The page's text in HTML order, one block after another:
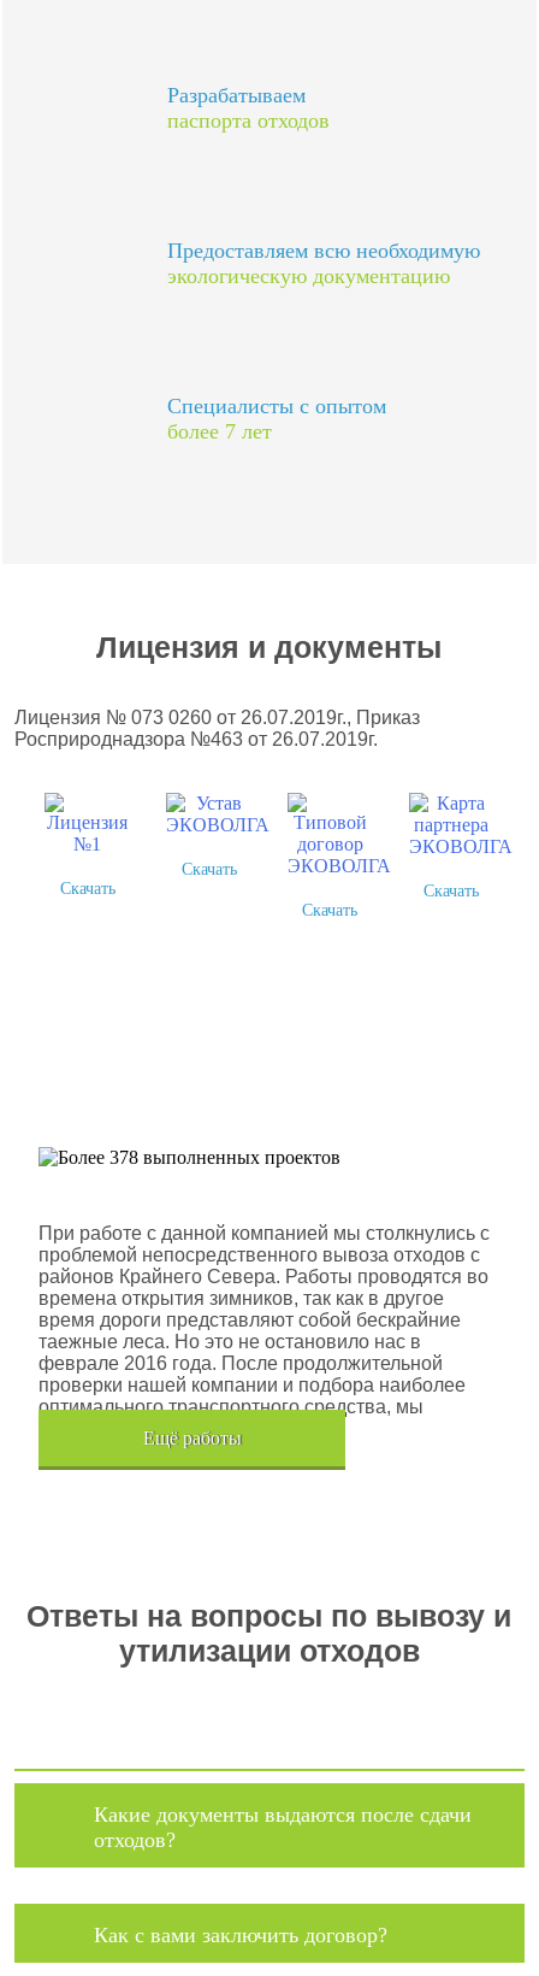
Разрабатываем
паспорта отходов
Предоставляем всю необходимую
экологическую документацию
Специалисты с опытом
более 7 лет
Лицензия и документы
Лицензия № 073 0260 от 26.07.2019г., Приказ
Росприроднадзора №463 от 26.07.2019г.
Скачать
Скачать
Скачать
Скачать
При работе с данной компанией мы столкнулись с
проблемой непосредственного вывоза отходов с
районов Крайнего Севера. Работы проводятся во
времена открытия зимников, так как в другое
время дороги представляют собой бескрайние
таежные леса. Но это не остановило нас в
феврале 2016 года. После продолжительной
проверки нашей компании и подбора наиболее
оптимального транспортного средства, мы
помогли данной компании.
Eщё работы
Ответы на вопросы по вывозу и
утилизации отходов
Какие документы выдаются после сдачи
отходов?
Как с вами заключить договор?